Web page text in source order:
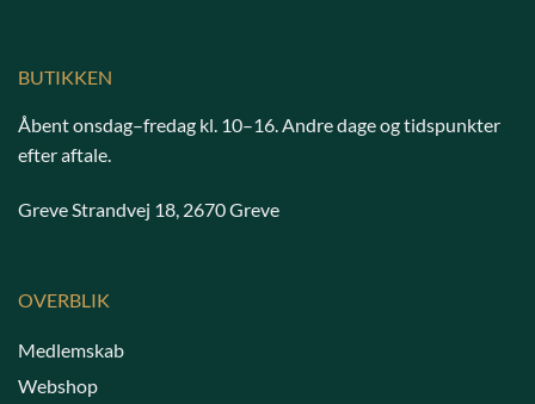
BUTIKKEN
Åbent onsdag–fredag kl. 10–16. Andre dage og tidspunkter
efter aftale.
Greve Strandvej 18, 2670 Greve
OVERBLIK
Medlemskab
Webshop